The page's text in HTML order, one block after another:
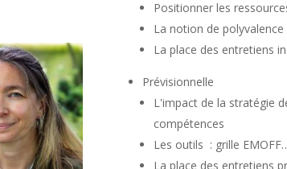
Positionner les
La notion de polyvalence
La place des entretiens
Prévisionnelle
L'impact de la stratégie
compétences
Les outils : grille
La place des entretiens